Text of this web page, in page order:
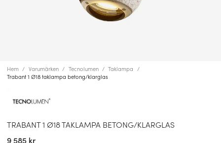
Hem Varumärken Tecnolumen
Taklampa
Trabant 1 Ø18 taklampa betong/klarglas
TRABANT 1 Ø18 TAKLAMPA BETONG/KLARGLAS
9 585 kr